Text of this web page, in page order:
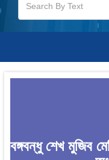
বঙ্গবন্ধু শেখ মুজিব